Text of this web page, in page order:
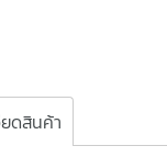
ยดสินค้า